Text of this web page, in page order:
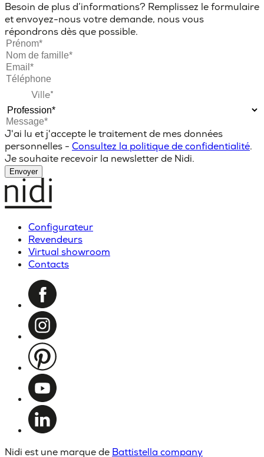
Besoin de plus d’informations? Remplissez le formulaire
et envoyez-nous votre demande, nous vous
répondrons dès que possible.
J'ai lu et j'accepte le traitement de mes données
personnelles - Consultez la politique de confidentialité.
Je souhaite recevoir la newsletter de Nidi.
Envoyer
Configurateur
Revendeurs
Virtual showroom
Contacts
Nidi est une marque de Battistella company